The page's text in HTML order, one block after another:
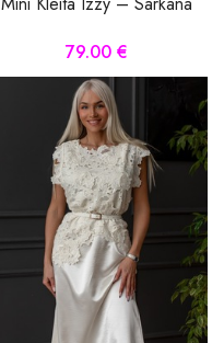
79.00 €